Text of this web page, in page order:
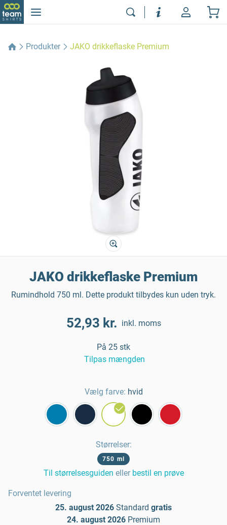
Produkter JAKO drikkeflaske Premium
JAKO drikkeflaske Premium
Rumindhold 750 ml. Dette produkt tilbydes kun uden tryk.
52,93 kr. inkl. moms
På 25 stk
Tilpas mængden
Vælg farve: hvid
Størrelser:
750 ml
Til størrelsesguiden eller bestil en prøve
Forventet levering
25. august 2026 Standard gratis
24. august 2026 Premium